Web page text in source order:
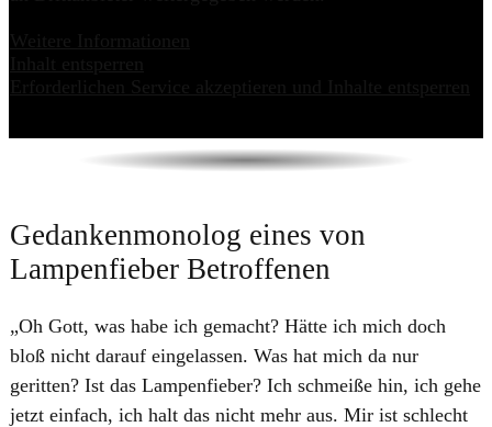
Gedankenmonolog eines von
Lampenfieber Betroffenen
„Oh Gott, was habe ich gemacht? Hätte ich mich doch
bloß nicht darauf eingelassen. Was hat mich da nur
geritten? Ist das Lampenfieber? Ich schmeiße hin, ich gehe
jetzt einfach, ich halt das nicht mehr aus. Mir ist schlecht